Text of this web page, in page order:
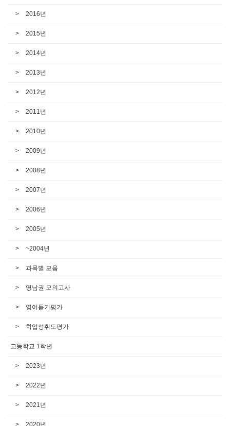
2016년
2015년
2014년
2013년
2012년
2011년
2010년
2009년
2008년
2007년
2006년
2005년
~2004년
과목별 모음
영남권 모의고사
영어듣기평가
학업성취도평가
고등학교 1학년
2023년
2022년
2021년
2020년